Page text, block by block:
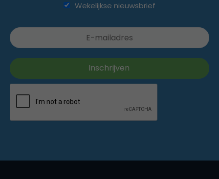
Wekelijkse nieuwsbrief